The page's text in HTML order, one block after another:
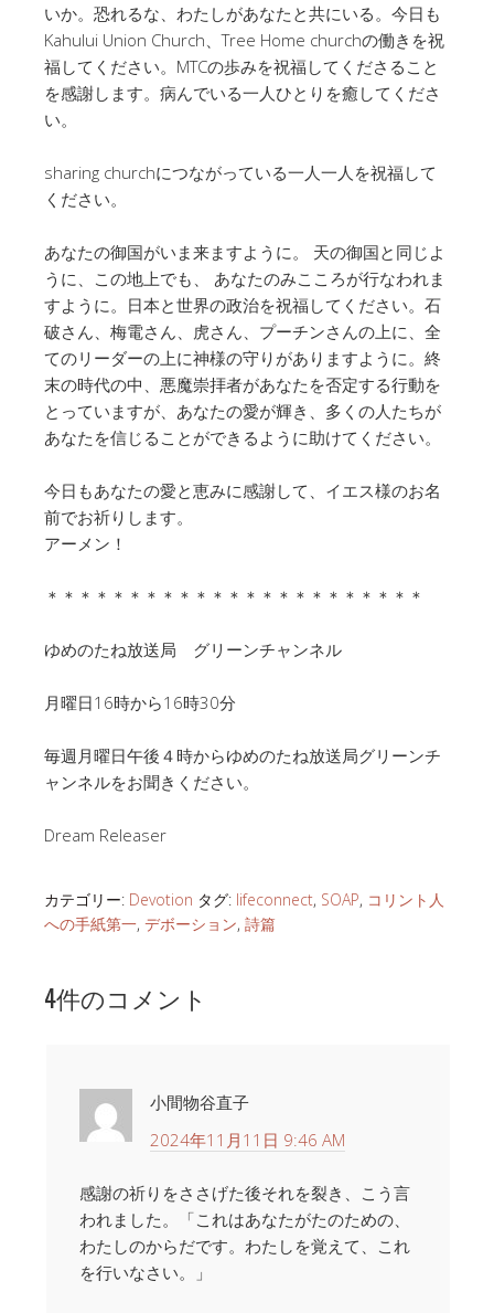
いか。恐れるな、わたしがあなたと共にいる。今日も
Kahului Union Church、Tree Home churchの働きを祝
福してください。MTCの歩みを祝福してくださること
を感謝します。病んでいる一人ひとりを癒してくださ
い。
sharing churchにつながっている一人一人を祝福して
ください。
あなたの御国がいま来ますように。 天の御国と同じよ
うに、この地上でも、 あなたのみこころが行なわれま
すように。日本と世界の政治を祝福してください。石
破さん、梅電さん、虎さん、プーチンさんの上に、全
てのリーダーの上に神様の守りがありますように。終
末の時代の中、悪魔崇拝者があなたを否定する行動を
とっていますが、あなたの愛が輝き、多くの人たちが
あなたを信じることができるように助けてください。
今日もあなたの愛と恵みに感謝して、イエス様のお名
前でお祈りします。
アーメン！
＊＊＊＊＊＊＊＊＊＊＊＊＊＊＊＊＊＊＊＊＊＊＊
ゆめのたね放送局 グリーンチャンネル
月曜日16時から16時30分
毎週月曜日午後４時からゆめのたね放送局グリーンチ
ャンネルをお聞きください。
Dream Releaser
カテゴリー: Devotion タグ: lifeconnect, SOAP, コリント人
への手紙第一, デボーション, 詩篇
4件のコメント
小間物谷直子
2024年11月11日 9:46 AM
感謝の祈りをささげた後それを裂き、こう言
われました。「これはあなたがたのための、
わたしのからだです。わたしを覚えて、これ
を行いなさい。」